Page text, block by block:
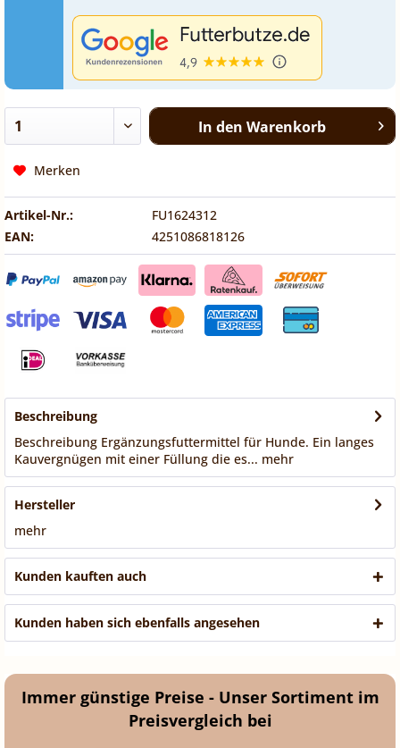
In den Warenkorb
Merken
Artikel-Nr.:
FU1624312
EAN:
4251086818126
Beschreibung
Beschreibung Ergänzungsfuttermittel für Hunde. Ein langes
Kauvergnügen mit einer Füllung die es... mehr
Hersteller
mehr
Kunden kauften auch
Kunden haben sich ebenfalls angesehen
Immer günstige Preise - Unser Sortiment im
Preisvergleich bei